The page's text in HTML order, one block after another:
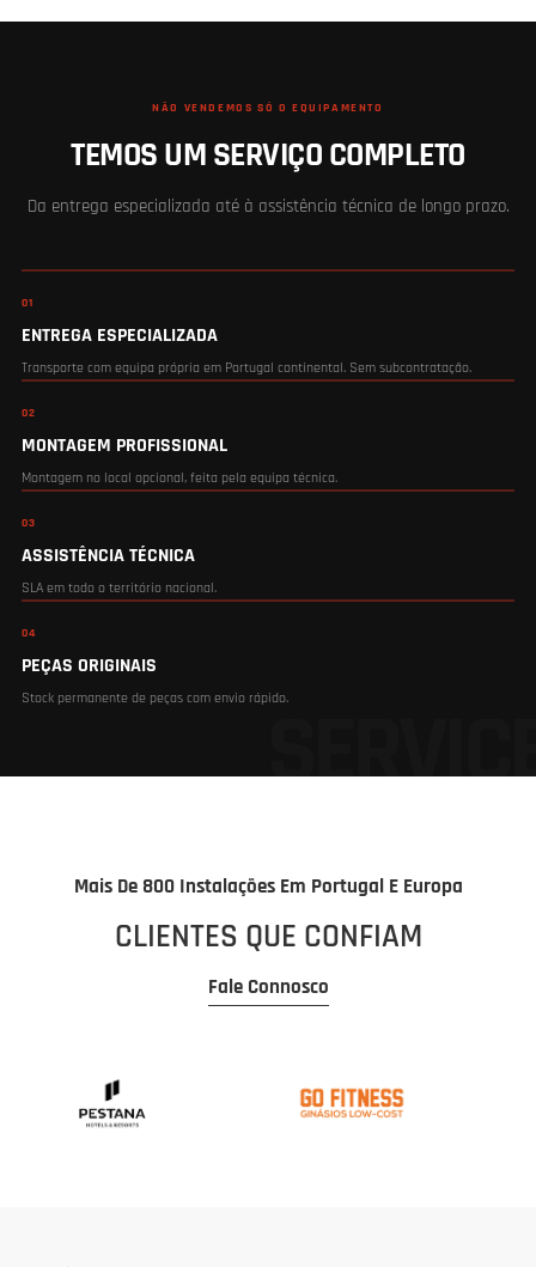
NÃO VENDEMOS SÓ O EQUIPAMENTO
TEMOS UM SERVIÇO COMPLETO
Da entrega especializada até à assistência técnica de longo prazo.
01
ENTREGA ESPECIALIZADA
Transporte com equipa própria em Portugal continental. Sem subcontratação.
02
MONTAGEM PROFISSIONAL
Montagem no local opcional, feita pela equipa técnica.
03
ASSISTÊNCIA TÉCNICA
SLA em todo o território nacional.
04
PEÇAS ORIGINAIS
Stock permanente de peças com envio rápido.
Mais De 800 Instalações Em Portugal E Europa
CLIENTES QUE CONFIAM
Fale Connosco